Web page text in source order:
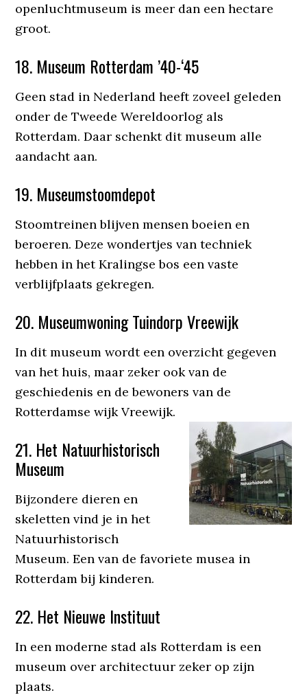
openluchtmuseum is meer dan een hectare
groot.
18. Museum Rotterdam ’40-‘45
Geen stad in Nederland heeft zoveel geleden
onder de Tweede Wereldoorlog als
Rotterdam. Daar schenkt dit museum alle
aandacht aan.
19. Museumstoomdepot
Stoomtreinen blijven mensen boeien en
beroeren. Deze wondertjes van techniek
hebben in het Kralingse bos een vaste
verblijfplaats gekregen.
20. Museumwoning Tuindorp Vreewijk
In dit museum wordt een overzicht gegeven
van het huis, maar zeker ook van de
geschiedenis en de bewoners van de
Rotterdamse wijk Vreewijk.
21. Het Natuurhistorisch
Museum
Bijzondere dieren en
skeletten vind je in het
Natuurhistorisch
Museum. Een van de favoriete musea in
Rotterdam bij kinderen.
22. Het Nieuwe Instituut
In een moderne stad als Rotterdam is een
museum over architectuur zeker op zijn
plaats.